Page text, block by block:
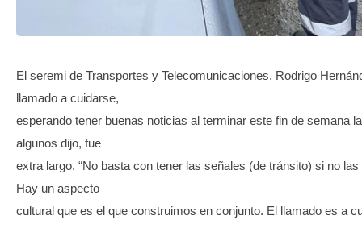
El seremi de Transportes y Telecomunicaciones, Rodrigo
llamado a cuidarse,
esperando tener buenas noticias al terminar este fin de semana
algunos dijo, fue
extra largo. “No basta con tener las señales (de tránsito) si no
Hay un aspecto
cultural que es el que construimos en conjunto. El llamado es a